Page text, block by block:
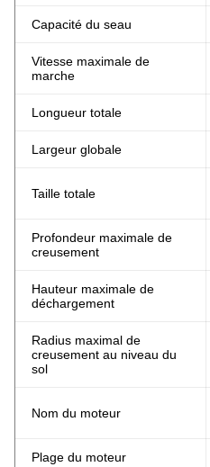
Capacité du seau
Vitesse maximale de
marche
Longueur totale
Largeur globale
Taille totale
Profondeur maximale de
creusement
Hauteur maximale de
déchargement
Radius maximal de
creusement au niveau du
sol
Nom du moteur
Plage du moteur